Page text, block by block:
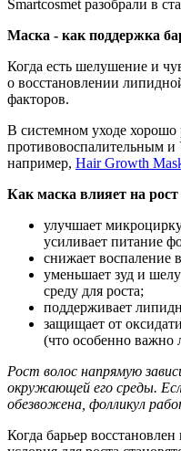
Smartcosmet разобрали в
Маска - как поддержка
Когда есть шелушение и
о восстановлении
факторов.
В системном уходе
противовоспалительным
например, Hair Growth
Как маска влияет на рост
улучшает
усиливает питание
снижает воспаление
уменьшает зуд и
среду для роста;
поддерживает
защищает от
(что особенно важно
Рост волос напрямую
окружающей его среды.
обезвожена, фолликул
Когда барьер